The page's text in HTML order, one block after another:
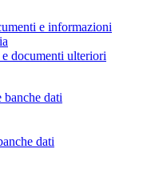
e informazioni
documenti ulteriori
banche dati
dati